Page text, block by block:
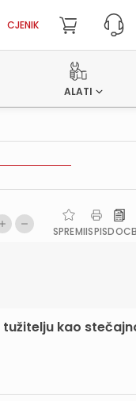
CJENIK
ALATI
SPREMIISPISDOC
kao